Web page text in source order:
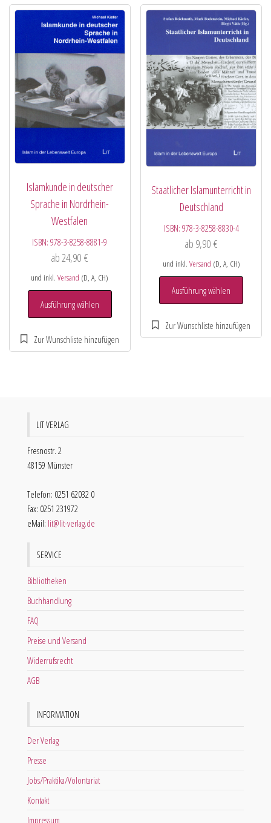
Islamkunde in deutscher
Sprache in Nordrhein-
Westfalen
ISBN:978-3-8258-8881-9
ab24,90€
und inkl.Versand (D, A, CH)
Ausführung wählen
Staatlicher Islamunterricht in
Deutschland
ISBN: 978-3-8258-8830-4
ab 9,90€
und inkl. Versand (D, A, CH)
Ausführung wählen
LIT VERLAG
Fresnostr. 2
48159 Münster
Telefon: 0251 62032 0
Fax: 0251 231972
eMail: lit@lit-verlag.de
SERVICE
Bibliotheken
Buchhandlung
FAQ
Preise und Versand
Widerrufsrecht
AGB
INFORMATION
Der Verlag
Presse
Jobs/Praktika/Volontariat
Kontakt
Impressum